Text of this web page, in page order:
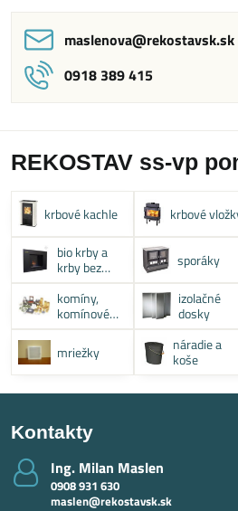
maslenova​@rekostavsk​.sk
0918 389 415
REKOSTAV ss-vp
krbové kachle krbové
bio krby a
krby bez
komína
sporáky
komíny,
komínové
systémy
izolačné
dosky
mriežky
náradie a
koše
Kontakty
Ing​. Milan Maslen
0908 931 630
maslen@rekostavsk.sk